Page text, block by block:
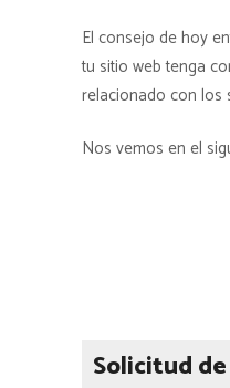
El consejo de hoy
tu sitio web tenga
relacionado con los
Nos vemos en el
Solicitud